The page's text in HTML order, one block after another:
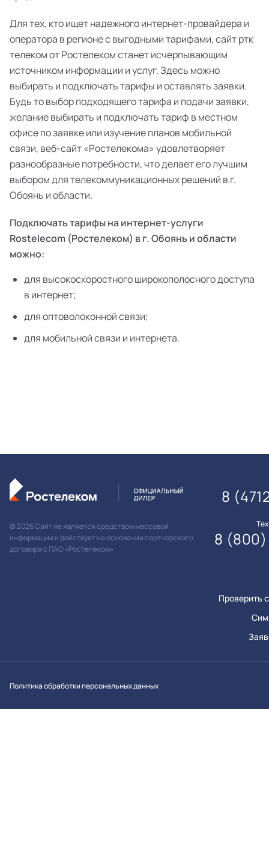
Для тех, кто ищет надежного интернет-провайдера и
оператора в регионе с выгодными тарифами, сайт ртк
телеком от Ростелеком станет исчерпывающим
источником информации и услуг. Здесь можно
выбирать и подключать тарифы и оставлять заявки.
Будь то выбор подходящего тарифа и подачи заявки,
желание выбирать и подключать тариф в местном
офисе по заявке или изучение планов мобильной
связи, веб-сайт «Ростелекома» удовлетворяет
разнообразные потребности, что делает его лучшим
выбором для телекоммуникационных решений в г.
Обоянь и области.
Подключать тарифы на интернет-услуги
Rostelecom (Ростелеком) в г. Обоянь и области
можно:
для высокоскоростного широкополосного доступа
в интернет;
для оптоволоконной связи;
для мобильной связи и интернета.
© 2026 Сайт не является средством массовой
информации и действует на основании партнерского
договора с ПАО «Ростелеком»
Проверить
8
8
Политика обработки персональных данных